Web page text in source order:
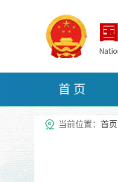
首 页
治沙频道
当前位置： 首页